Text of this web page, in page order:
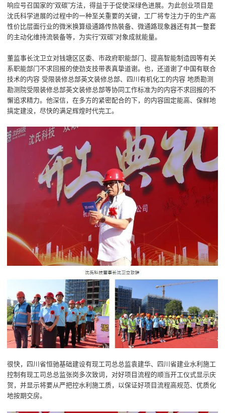
响应号召国家的“双碳”方法，得益于于促使深绿色进展。为此创业项目是
沈氏科学进展的过程中的一种至关重要的关键，工厂将专注力于的生产高
性价比层面行业的微米换算级通路传热裝备、微通路现象器还有其一整套
的主动化维持流裝备等，为实行“双碳”对象成就能量。
董监事长沈卫立对钱塘区区委、市政府职能部门、提高智能制造园等有关
系职能部门不求回报的使劲支技带表真挚道谢。也，还道谢了中国有联合
技术的内容 受限装修总部英文装修总部、四川有机化工的内容 地质勘测
勘测院受限装修总部英文装修总部等协同工作标准为的内容不求回报的不
懈追求精力。他深信，在多方的紧密配合的下，的内容固定能高、保鲜地
搞定建没，尽快的满足辉煌时代完工。
很快，四川省恒驰基础建设有现工司总总监袁建华、四川省建业水利施工
控制有现工司总总监张岗多次致词，对好项目流程的顺当开工仪式显示庆
贺，并显示将要从严把控水利施工质，以保证好项目流程高规范、优质化
地按期交房。